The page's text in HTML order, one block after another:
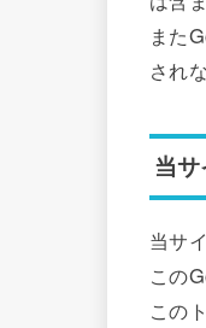
また
され
当
当サ
この
この